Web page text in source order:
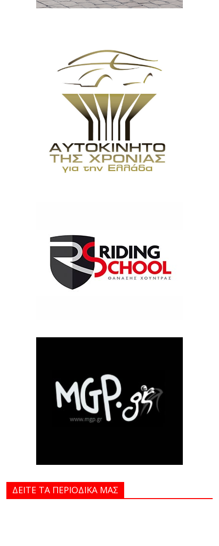
ΔΕΙΤΕ ΤΑ ΠΕΡΙΟΔΙΚΑ MAΣ